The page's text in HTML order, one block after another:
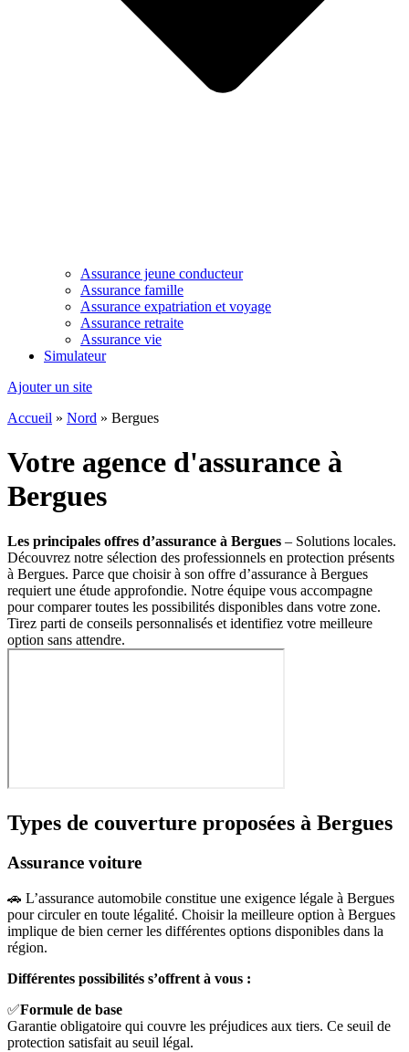
Assurance jeune conducteur
Assurance famille
Assurance expatriation et voyage
Assurance retraite
Assurance vie
Simulateur
Ajouter un site
Accueil » Nord » Bergues
Votre agence d'assurance à
Bergues
Les principales offres d’assurance à Bergues – Solutions locales.
Découvrez notre sélection des professionnels en protection présents
à Bergues. Parce que choisir à son offre d’assurance à Bergues
requiert une étude approfondie. Notre équipe vous accompagne
pour comparer toutes les possibilités disponibles dans votre zone.
Tirez parti de conseils personnalisés et identifiez votre meilleure
option sans attendre.
Types de couverture proposées à Bergues
Assurance voiture
🚗 L’assurance automobile constitue une exigence légale à Bergues
pour circuler en toute légalité. Choisir la meilleure option à Bergues
implique de bien cerner les différentes options disponibles dans la
région.
Différentes possibilités s’offrent à vous :
✅Formule de base
Garantie obligatoire qui couvre les préjudices aux tiers. Ce seuil de
protection satisfait au seuil légal.